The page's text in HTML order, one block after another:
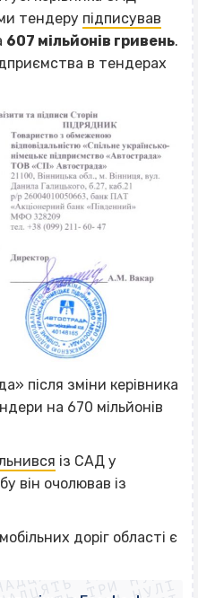
тендеру підписував
607 мільйонів гривень.
в тендерах
після зміни керівника
на 670 мільйонів
із САД у
він очолював із
доріг області є
ТРИ НУЛІ
ТРИ НУЛІ